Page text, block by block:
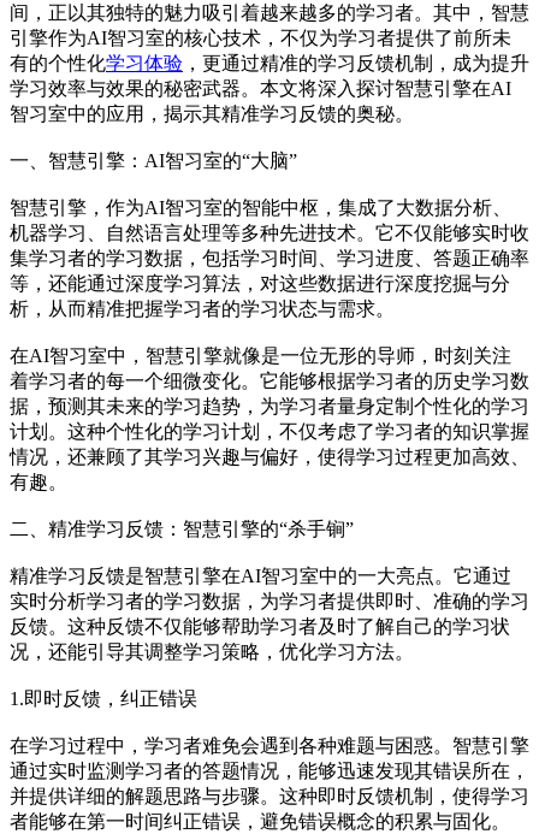
间，正以其独特的魅力吸引着越来越多的学习者。其中，智慧
引擎作为AI智习室的核心技术，不仅为学习者提供了前所未
有的个性化学习体验 ，更通过精准的学习反馈机制，成为提升
学习效率与效果的秘密武器。本文将深入探讨智慧引擎在AI
智习室中的应用，揭示其精准学习反馈的奥秘。
一、智慧引擎：AI智习室的“大脑”
智慧引擎，作为AI智习室的智能中枢，集成了大数据分析、
机器学习、自然语言处理等多种先进技术。它不仅能够实时收
集学习者的学习数据，包括学习时间、学习进度、答题正确率
等，还能通过深度学习算法，对这些数据进行深度挖掘与分
析，从而精准把握学习者的学习状态与需求。
在AI智习室中，智慧引擎就像是一位无形的导师，时刻关注
着学习者的每一个细微变化。它能够根据学习者的历史学习数
据，预测其未来的学习趋势，为学习者量身定制个性化的学习
计划。这种个性化的学习计划，不仅考虑了学习者的知识掌握
情况，还兼顾了其学习兴趣与偏好，使得学习过程更加高效、
有趣。
二、精准学习反馈：智慧引擎的“杀手锏”
精准学习反馈是智慧引擎在AI智习室中的一大亮点。它通过
实时分析学习者的学习数据，为学习者提供即时、准确的学习
反馈。这种反馈不仅能够帮助学习者及时了解自己的学习状
况，还能引导其调整学习策略，优化学习方法。
1.即时反馈，纠正错误
在学习过程中，学习者难免会遇到各种难题与困惑。智慧引擎
通过实时监测学习者的答题情况，能够迅速发现其错误所在，
并提供详细的解题思路与步骤。这种即时反馈机制，使得学习
者能够在第一时间纠正错误，避免错误概念的积累与固化。